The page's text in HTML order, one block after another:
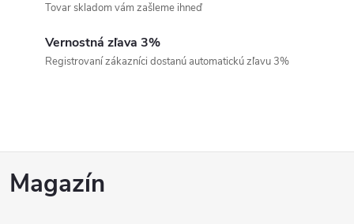
Tovar skladom vám zašleme ihneď
Vernostná zľava 3%
Registrovaní zákazníci dostanú automatickú zľavu 3%
ZMagazín